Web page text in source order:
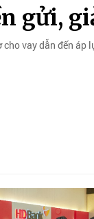
gửi,
vay dẫn đến áp